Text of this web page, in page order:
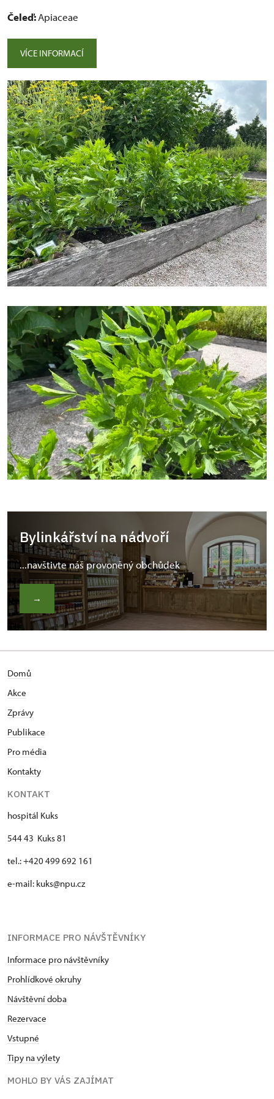
Čeleď:Apiaceae
VÍCE INFORMACÍ
Bylinkářství na nádvoří
...navštivte náš provoněný obchůdek
→
Domů
Akce
Zprávy
Publikace
Pro média
Kontakty
KONTAKT
hospitál Kuks
544 43 Kuks 81
tel.: +420 499 692 161
e-mail: kuks@npu.cz
INFORMACE PRO NÁVŠTĚVNÍKY
Informace pro návštěvníky
Prohlídkové okruhy
Návštěvní doba
Rezervace
Vstupné
Tipy na výlety
MOHLO BY VÁS ZAJÍMAT